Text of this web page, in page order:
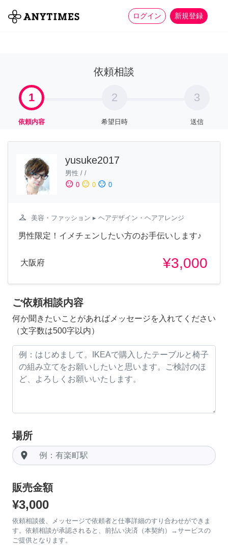
ログイン 新規登録
全て 家事 more_horiz
依頼相談
1
依頼内容
2
希望日時
3
送信
yusuke2017
男性 / /
sentiment_satisfied 0 sentiment_neutral 0 sentiment_dissatisfied 0
checkroom 美容・ファッション ▸ ヘアデザイン・ヘアアレンジ
男性限定！イメチェンしたい方のお手伝いします♪
大阪府 ¥3,000
ご依頼相談内容
何か聞きたいことがあればメッセージを入れてください
（文字数は500字以内）
場所
room
販売金額
¥3,000
依頼相談後、メッセージで依頼者と仕事詳細のすり合わせができま
す。依頼相談が承認されると、前払い決済（本契約）→サービスの
ご提供となります。